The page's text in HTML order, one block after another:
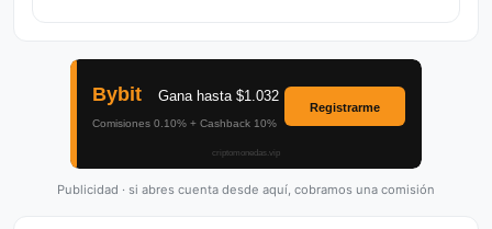
Publicidad · si abres cuenta desde aquí, cobramos una comisión